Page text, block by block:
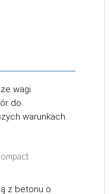
wagi
do
warunkach.
z betonu o